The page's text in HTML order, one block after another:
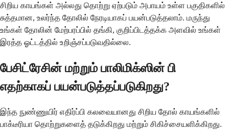
சிறிய காயங்கள் அல்லது தொற்று ஏற்படும் அபாயம் உள்ள பகுதிகளில்
சுத்தமான, உலர்ந்த தோலில் நேரடியாகப் பயன்படுத்தலாம். மருந்து
உங்கள் தோலின் மேற்பரப்பில் தங்கி, குறிப்பிடத்தக்க அளவில் உங்கள்
இரத்த ஓட்டத்தில் உறிஞ்சப்படுவதில்லை.
பேசிட்ரேசின் மற்றும் பாலிமிக்ஸின் பி
எதற்காகப் பயன்படுத்தப்படுகிறது?
இந்த நுண்ணுயிர் எதிர்ப்பி கலவையானது சிறிய தோல் காயங்களில்
பாக்டீரியா தொற்றுகளைத் தடுக்கிறது மற்றும் சிகிச்சையளிக்கிறது.